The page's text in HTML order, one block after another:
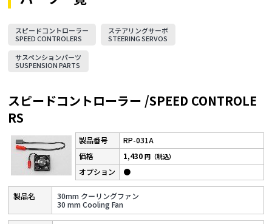
スピードコントローラー
SPEED CONTROLERS
ステアリングサーボ
STEERING SERVOS
サスペンションパーツ
SUSPENSION PARTS
スピードコントローラー /SPEED CONTROLE
RS
RP-031A
30mm クーリングファン
30 mm Cooling Fan
1,430円（税込）
●